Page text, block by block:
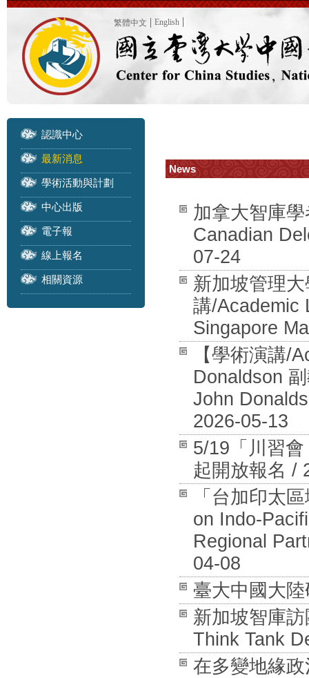
繁體中文 English
認識中心
最新消息
學術活動與計劃
中心出版
電子報
線上報名
相關資源
News
加拿大智庫
Canadian
07-24
新加坡管理
講/Academic
Singapore
【學術演講/
Donaldson
John
2026-05-13
5/19「川習
起開放報名 /
「台加印太
on Indo-
Regional
04-08
臺大中國大
新加坡智庫
Think Tank
在多變地緣